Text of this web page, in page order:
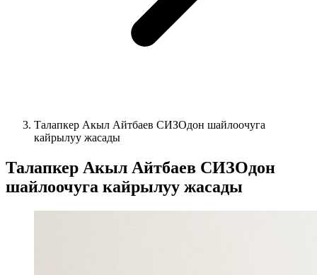
Талапкер Акыл Айтбаев СИЗОдон шайлоочуга
кайрылуу жасады
Талапкер Акыл Айтбаев СИЗОдон
шайлоочуга кайрылуу жасады